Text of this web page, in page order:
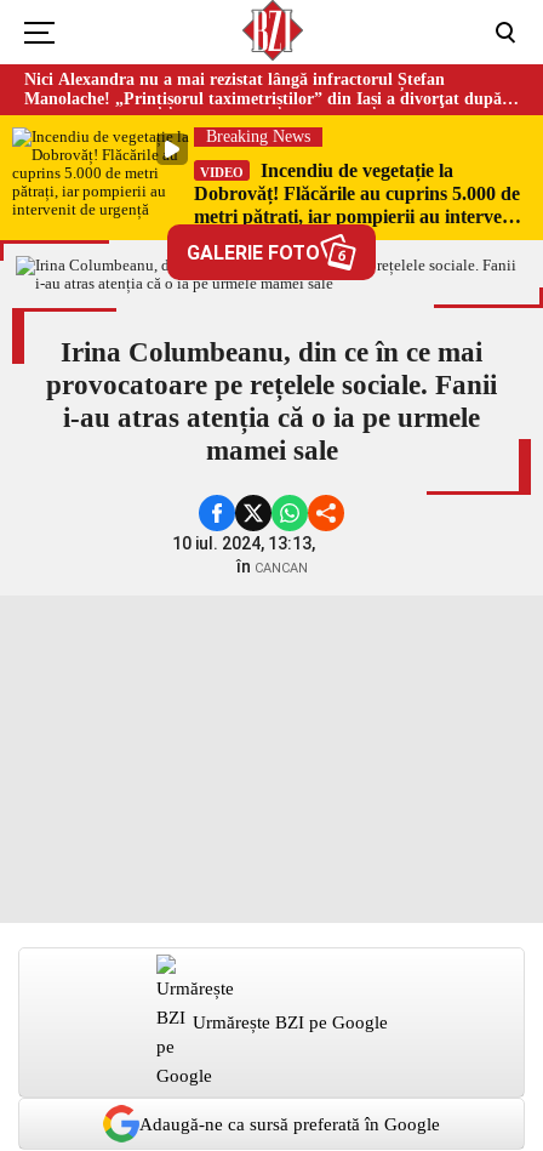
Nici Alexandra nu a mai rezistat lângă infractorul Ștefan
Manolache! „Prințișorul taximetriștilor” din Iași a divorţat după
doi ani de căsnicie
Breaking News
VIDEO
Incendiu de vegetație la
Dobrovăț! Flăcările au cuprins 5.000 de
metri pătrați, iar pompierii au intervenit
GALERIE FOTO 6
Irina Columbeanu, din ce în ce mai
provocatoare pe rețelele sociale. Fanii
i-au atras atenția că o ia pe urmele
mamei sale
10 iul. 2024, 13:13,
în CANCAN
Urmărește BZI pe Google
Adaugă-ne ca sursă preferată în Google